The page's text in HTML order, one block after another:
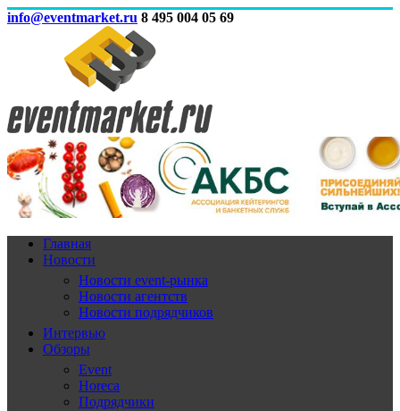
info@eventmarket.ru 8 495 004 05 69
Главная
Новости
Новости event-рынка
Новости агентств
Новости подрядчиков
Интервью
Обзоры
Event
Horeca
Подрядчики